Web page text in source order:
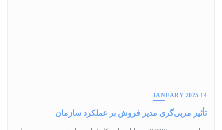
14 JANUARY 2025
تأثیر مربی‌گری مدیر فروش بر عملکرد سازمان